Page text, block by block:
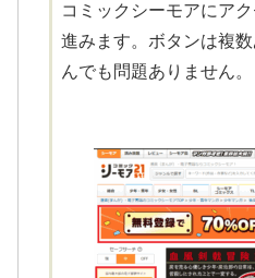
コミックシーモアにア
進みます。ボタンは複
んでも問題ありません。